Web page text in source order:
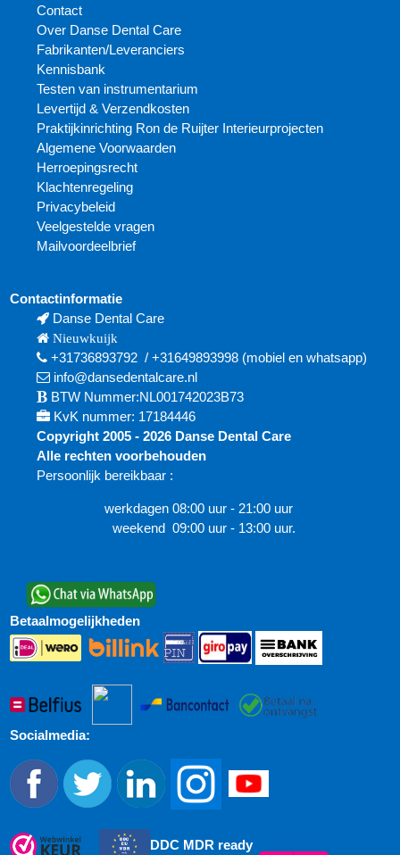
Contact
Over Danse Dental Care
Fabrikanten/Leveranciers
Kennisbank
Testen van instrumentarium
Levertijd & Verzendkosten
Praktijkinrichting Ron de Ruijter Interieurprojecten
Algemene Voorwaarden
Herroepingsrecht
Klachtenregeling
Privacybeleid
Veelgestelde vragen
Mailvoordeelbrief
Contactinformatie
Danse Dental Care
Nieuwkuijk
+31736893792 /+31649893998 (mobiel enwhatsapp)
info@dansedentalcare.nl
BTW Nummer:NL001742023B73
KvK nummer: 17184446
Copyright 2005 - 2026 Danse Dental Care
Alle rechten voorbehouden
Persoonlijk bereikbaar :
werkdagen 08:00 uur - 21:00 uur
weekend 09:00 uur - 13:00 uur.
Betaalmogelijkheden
Socialmedia:
DDC MDR ready